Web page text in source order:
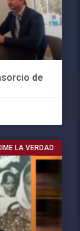
de
LA VERDAD